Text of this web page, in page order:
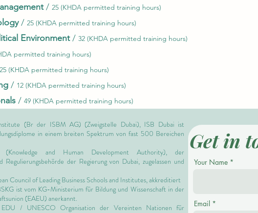
/ 25 (KHDA permitted training hours)
/ 25 (KHDA permitted training hours)
Environment/ 32 (KHDA permitted training hours)
permitted training hours)
25 (KHDA permitted training hours)
/ 12 (KHDA permitted training hours)
/ 49 (KHDA permitted training hours)
(Br der ISBM AG) (Zweigstelle Dubai), ISB Dubai ist
in einem breiten Spektrum von fast 500 Bereichen
and Human Development Authority),der
Regulierungsbehörde der Regierung von Dubai, zugelassen und
Council of Leading Business Schools and Institutes,akkreditiert
ist vom KG-Ministerium für Bildung und Wissenschaft in der
(EAEU) anerkannt.
EDU / UNESCO Organisation der Vereinten Nationen für
Get in
Your Name
Email